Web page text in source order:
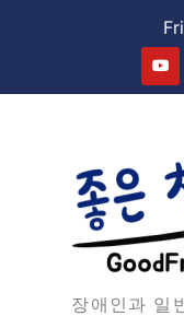
장애인과 일